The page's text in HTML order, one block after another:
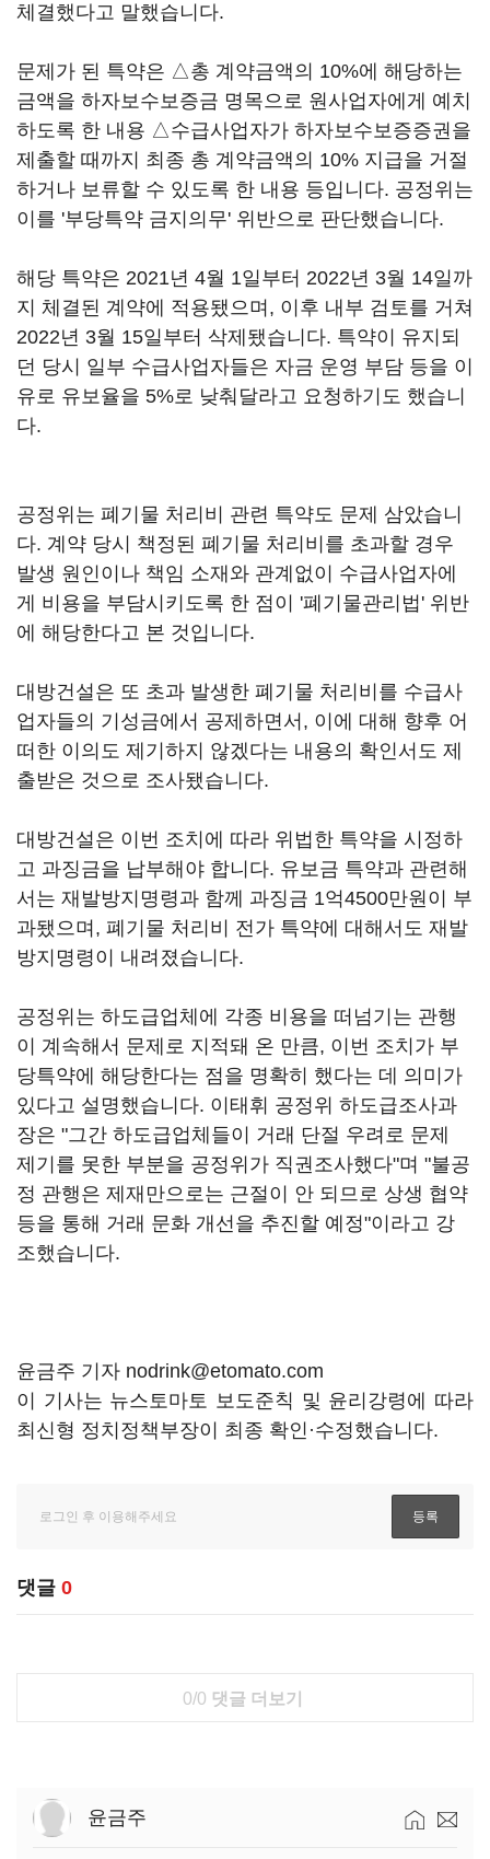
체결했다고 말했습니다.
문제가 된 특약은 △총 계약금액의 10%에 해당하는
금액을 하자보수보증금 명목으로 원사업자에게 예치
하도록 한 내용 △수급사업자가 하자보수보증증권을
제출할 때까지 최종 총 계약금액의 10% 지급을 거절
하거나 보류할 수 있도록 한 내용 등입니다. 공정위는
이를 '부당특약 금지의무' 위반으로 판단했습니다.
해당 특약은 2021년 4월 1일부터 2022년 3월 14일까
지 체결된 계약에 적용됐으며, 이후 내부 검토를 거쳐
2022년 3월 15일부터 삭제됐습니다. 특약이 유지되
던 당시 일부 수급사업자들은 자금 운영 부담 등을 이
유로 유보율을 5%로 낮춰달라고 요청하기도 했습니
다.
공정위는 폐기물 처리비 관련 특약도 문제 삼았습니
다. 계약 당시 책정된 폐기물 처리비를 초과할 경우
발생 원인이나 책임 소재와 관계없이 수급사업자에
게 비용을 부담시키도록 한 점이 '폐기물관리법' 위반
에 해당한다고 본 것입니다.
대방건설은 또 초과 발생한 폐기물 처리비를 수급사
업자들의 기성금에서 공제하면서, 이에 대해 향후 어
떠한 이의도 제기하지 않겠다는 내용의 확인서도 제
출받은 것으로 조사됐습니다.
대방건설은 이번 조치에 따라 위법한 특약을 시정하
고 과징금을 납부해야 합니다. 유보금 특약과 관련해
서는 재발방지명령과 함께 과징금 1억4500만원이 부
과됐으며, 폐기물 처리비 전가 특약에 대해서도 재발
방지명령이 내려졌습니다.
공정위는 하도급업체에 각종 비용을 떠넘기는 관행
이 계속해서 문제로 지적돼 온 만큼, 이번 조치가 부
당특약에 해당한다는 점을 명확히 했다는 데 의미가
있다고 설명했습니다. 이태휘 공정위 하도급조사과
장은 "그간 하도급업체들이 거래 단절 우려로 문제
제기를 못한 부분을 공정위가 직권조사했다"며 "불공
정 관행은 제재만으로는 근절이 안 되므로 상생 협약
등을 통해 거래 문화 개선을 추진할 예정"이라고 강
조했습니다.
윤금주 기자 nodrink@etomato.com
이 기사는 뉴스토마토 보도준칙 및 윤리강령에 따라
최신형 정치정책부장이 최종 확인·수정했습니다.
댓글 0
0/0 댓글 더보기
윤금주